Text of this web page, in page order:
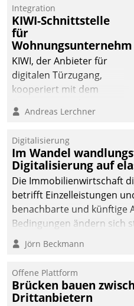
Integration
KIWI-Schnittstelle
für
KIWI, der Anbieter für
digitalen Türzugang,
kooperiert mit dem
Softwareentwicklungshaus
Andreas Lerchner
Digitalisierung
Im Wandel
Digitalisierung auf
Die Immobilienwirtschaft
betrifft Einzelleistungen
benachbarte und künftige
Bedingungen ändern sich
technisch die Kontrolle
fürs Wachsen öffnen?
Jörn Beckmann
Offene Plattform
Brücken bauen
Drittanbietern